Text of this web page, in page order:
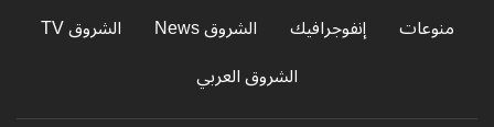
منوعات
إنفوجرافيك الشروق News
الشروق TV
الشروق العربي